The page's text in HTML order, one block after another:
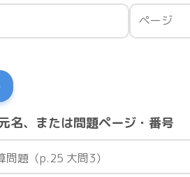
名、または問題ページ・番号